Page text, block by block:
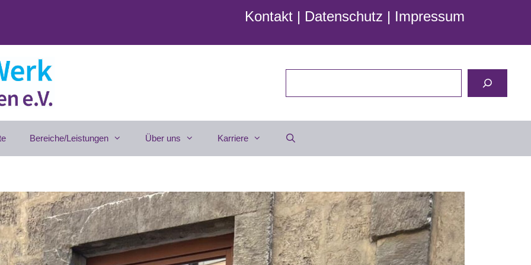
Kontakt | Datenschutz | Impressum
Bereiche/Leistungen Über uns Karriere